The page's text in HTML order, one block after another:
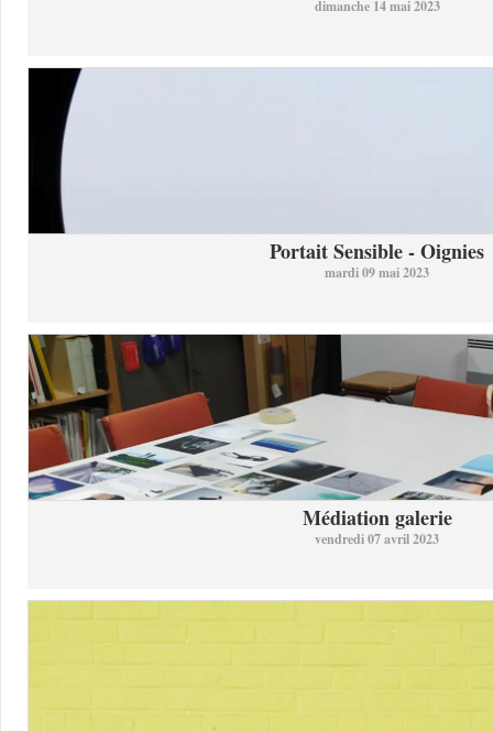
dimanche 14 mai 2023
Portait Sensible - Oignies
mardi 09 mai 2023
Médiation galerie
vendredi 07 avril 2023